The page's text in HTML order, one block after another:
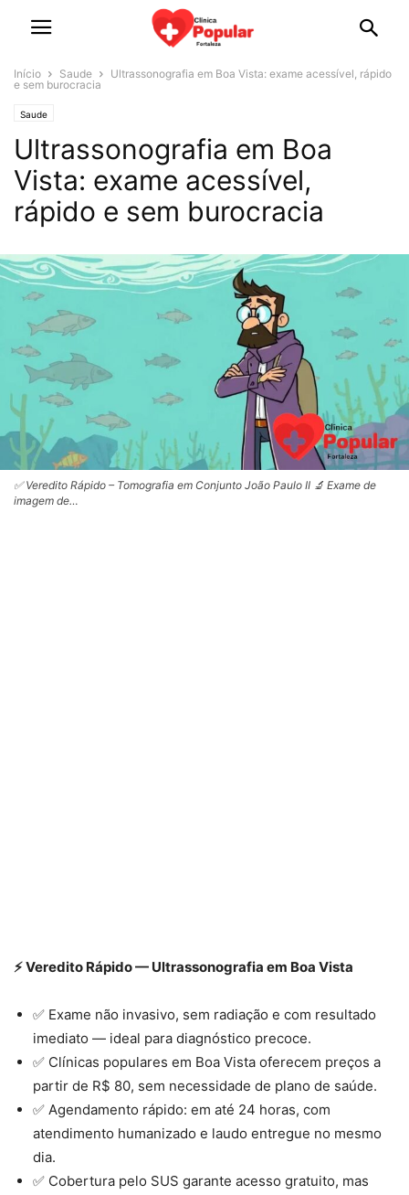
Início Saude
Ultrassonografia em Boa Vista: exame acessível, rápido
e sem burocracia
Saude
Ultrassonografia em Boa
Vista: exame acessível,
rápido e sem burocracia
✅ Veredito Rápido – Tomografia em Conjunto João Paulo II 🔬 Exame de
imagem de…
⚡ Veredito Rápido — Ultrassonografia em Boa Vista
✅ Exame não invasivo, sem radiação e com resultado
imediato — ideal para diagnóstico precoce.
✅ Clínicas populares em Boa Vista oferecem preços a
partir de R$ 80, sem necessidade de plano de saúde.
✅ Agendamento rápido: em até 24 horas, com
atendimento humanizado e laudo entregue no mesmo
dia.
✅ Cobertura pelo SUS garante acesso gratuito, mas